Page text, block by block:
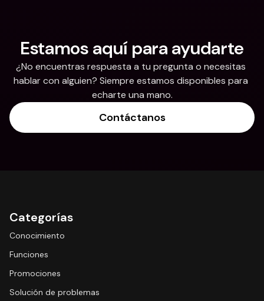
Estamos aquí para ayudarte
¿No encuentras respuesta a tu pregunta o necesitas
hablar con alguien? Siempre estamos disponibles para
echarte una mano.
Contáctanos
Categorías
Conocimiento
Funciones
Promociones
Solución de problemas